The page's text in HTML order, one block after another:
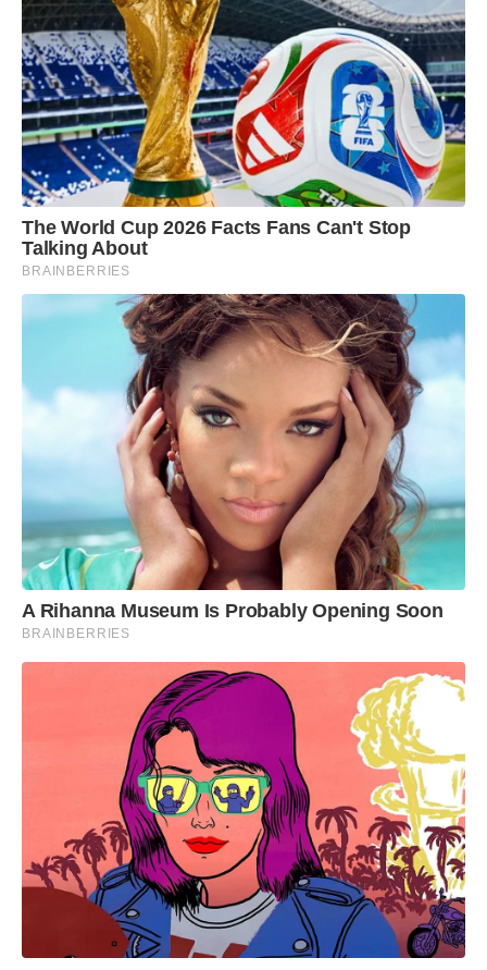
The World Cup 2026 Facts Fans Can't Stop
Talking About
BRAINBERRIES
A Rihanna Museum Is Probably Opening Soon
BRAINBERRIES